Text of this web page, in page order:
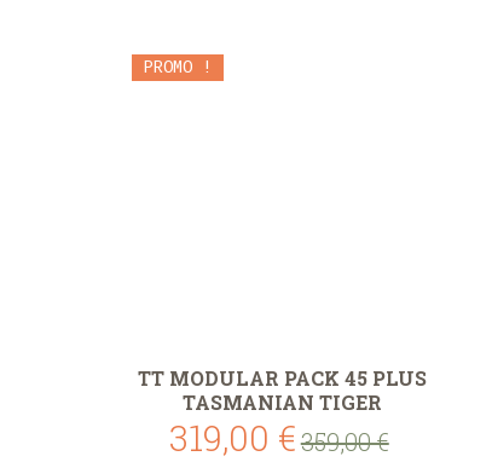
PROMO !
TT MODULAR PACK 45 PLUS
TASMANIAN TIGER
319,00 €359,00 €